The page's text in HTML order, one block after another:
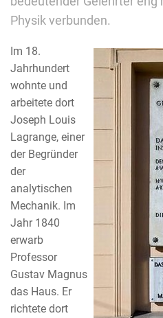
Physik verbunden.
Im 18.
Jahrhundert
wohnte und
arbeitete dort
Joseph Louis
Lagrange, einer
der Begründer
der
analytischen
Mechanik. Im
Jahr 1840
erwarb
Professor
Gustav Magnus
das Haus. Er
richtete dort